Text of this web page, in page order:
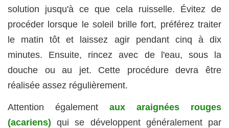
solution jusqu'à ce que cela ruisselle. Évitez de
procéder lorsque le soleil brille fort, préférez traiter
le matin tôt et laissez agir pendant cinq à dix
minutes. Ensuite, rincez avec de l'eau, sous la
douche ou au jet. Cette procédure devra être
réalisée assez régulièrement.
Attention également aux araignées rouges
(acariens) qui se développent généralement par